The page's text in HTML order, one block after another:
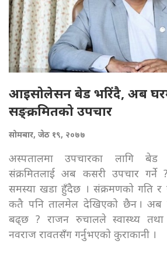
आइसोलेसन बेड भरिंदै, अब
सङ्क्रमितको उपचार
सोमबार, जेठ १९, २०७७
अस्पतालमा उपचारका लागि बेड
संक्रमितलाई अब कसरी उपचार गर्ने
समस्या खडा हुँदैछ । संक्रमणको गति र
कतै पनि तालमेल देखिएको छैन । अब
बढ्छ ? राजन रुचालले स्वास्थ्य तथा
नवराज रावतसँग गर्नुभएको कुराकानी ।